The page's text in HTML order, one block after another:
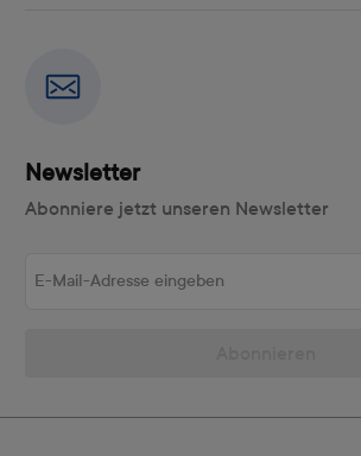
Newsletter
Abonniere jetzt unseren Newsletter